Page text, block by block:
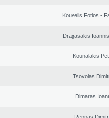
Kouvelis Fotios -
Dragasakis
Kounalakis
Tsovolas
Dimaras
Reppas